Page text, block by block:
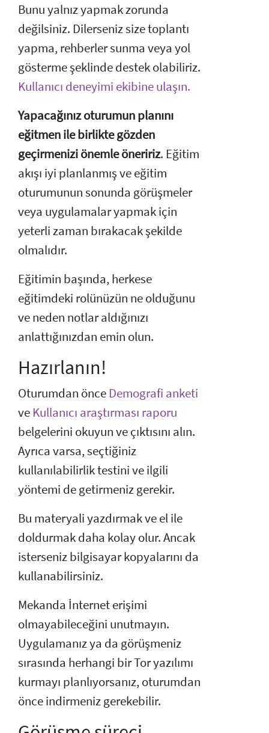
Bunu yalnız yapmak zorunda
değilsiniz. Dilerseniz size toplantı
yapma, rehberler sunma veya yol
gösterme şeklinde destek olabiliriz.
Kullanıcı deneyimi ekibine ulaşın.
Yapacağınız oturumun planını
eğitmen ile birlikte gözden
geçirmenizi önemle öneririz. Eğitim
akışı iyi planlanmış ve eğitim
oturumunun sonunda görüşmeler
veya uygulamalar yapmak için
yeterli zaman bırakacak şekilde
olmalıdır.
Eğitimin başında, herkese
eğitimdeki rolünüzün ne olduğunu
ve neden notlar aldığınızı
anlattığınızdan emin olun.
Hazırlanın!
Oturumdan önce Demografi anketi
ve Kullanıcı araştırması raporu
belgelerini okuyun ve çıktısını alın.
Ayrıca varsa, seçtiğiniz
kullanılabilirlik testini ve ilgili
yöntemi de getirmeniz gerekir.
Bu materyali yazdırmak ve el ile
doldurmak daha kolay olur. Ancak
isterseniz bilgisayar kopyalarını da
kullanabilirsiniz.
Mekanda İnternet erişimi
olmayabileceğini unutmayın.
Uygulamanız ya da görüşmeniz
sırasında herhangi bir Tor yazılımı
kurmayı planlıyorsanız, oturumdan
önce indirmeniz gerekebilir.